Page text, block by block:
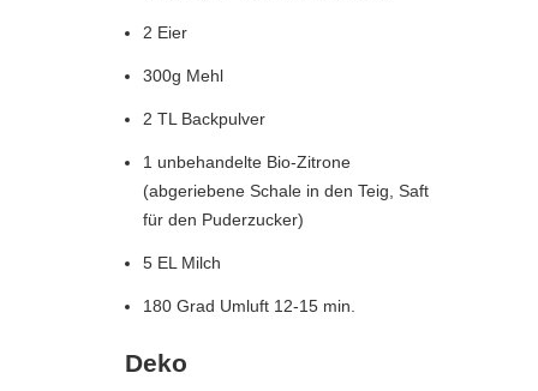
2 Eier
300g Mehl
2 TL Backpulver
1 unbehandelte Bio-Zitrone
(abgeriebene Schale in den Teig, Saft
für den Puderzucker)
5 EL Milch
180 Grad Umluft 12-15 min.
Deko